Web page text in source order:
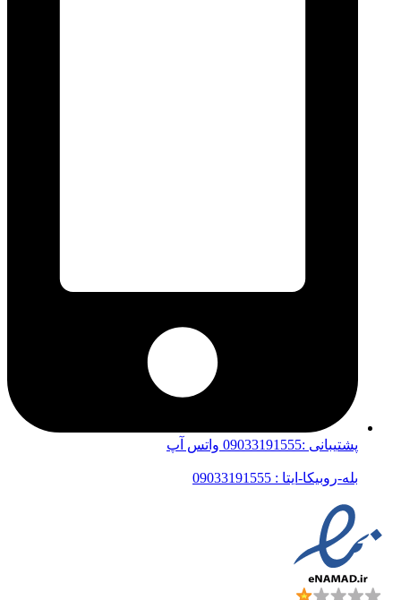
پشتیبانی :09033191555 واتس آپ
بله-روبیکا-ایتا : 09033191555